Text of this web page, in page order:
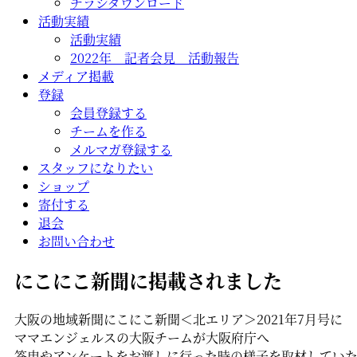
活動実績
活動実績
2022年 記者会見 活動報告
メディア掲載
登録
会員登録する
チームを作る
メルマガ登録する
スタッフになりたい
ショップ
寄付する
退会
お問い合わせ
にこにこ新聞に掲載されました
大阪の地域新聞にこにこ新聞＜北エリア＞2021年7月号に
ママエンジェルスの大阪チームが大阪府庁へ